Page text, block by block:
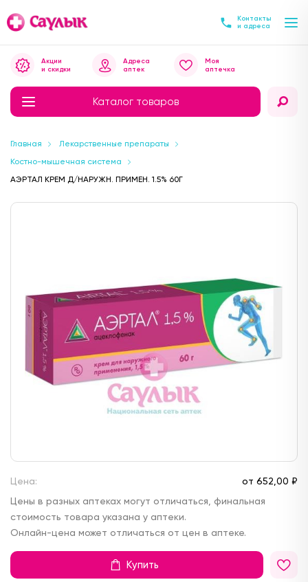
Контакты
и адреса
Каталог товаров
Акции
и скидки
Адреса
аптек
Моя
аптечка
Главная
Лекарственные препараты
Костно-мышечная система
АЭРТАЛ КРЕМ Д/НАРУЖН. ПРИМЕН. 1.5% 60Г
Цена: от 652, 00 ₽
Цены в разных аптеках могут отличаться, финальная
стоимость товара указана у аптеки.
Онлайн-цена может отличаться от цен в аптеке.
Купить